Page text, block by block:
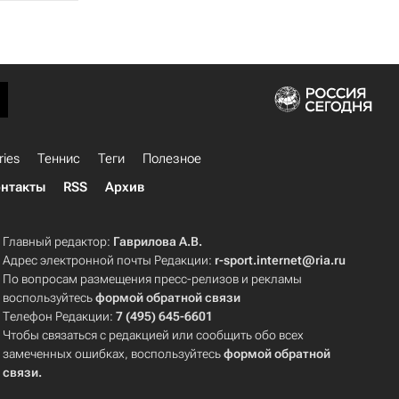
Теннис Теги
Полезное
RSS Архив
Главный редактор: Гаврилова А.В.
Адрес электронной почты Редакции: r-sport.internet@ria.ru
По вопросам размещения пресс-релизов и рекламы
воспользуйтесьформой обратной связи
Телефон Редакции:7 (495) 645-6601
Чтобы связаться с редакцией или сообщить обо всех
замеченных ошибках, воспользуйтесьформой обратной
связи.